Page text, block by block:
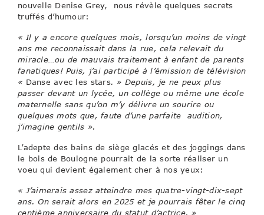
nouvelle Denise Grey, nous révèle quelques secrets
truffés d’humour:
« Il y a encore quelques mois, lorsqu’un moins de vingt
ans me reconnaissait dans la rue, cela relevait du
miracle…ou de mauvais traitement à enfant de parents
fanatiques! Puis, j’ai participé à l’émission de télévision
« Danse avec les stars. » Depuis, je ne peux plus
passer devant un lycée, un collège ou même une école
maternelle sans qu’on m’y délivre un sourire ou
quelques mots que, faute d’une parfaite audition,
j’imagine gentils ».
L’adepte des bains de siège glacés et des joggings dans
le bois de Boulogne pourrait de la sorte réaliser un
voeu qui devient également cher à nos yeux:
« J’aimerais assez atteindre mes quatre-vingt-dix-sept
ans. On serait alors en 2025 et je pourrais fêter le cinq
centième anniversaire du statut d’actrice. »